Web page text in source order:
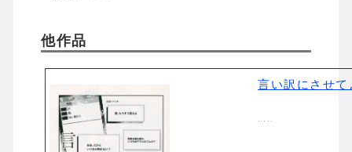
他作品
言い訳にさせて
…..